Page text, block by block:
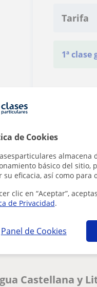
de Cookies
almacena
básico del sitio,
su eficacia, así como
clic en “Aceptar”,
de Privacidad.
Panel de Cookies
Tarifa
1ª clase
¿Hay algún
Castellana y